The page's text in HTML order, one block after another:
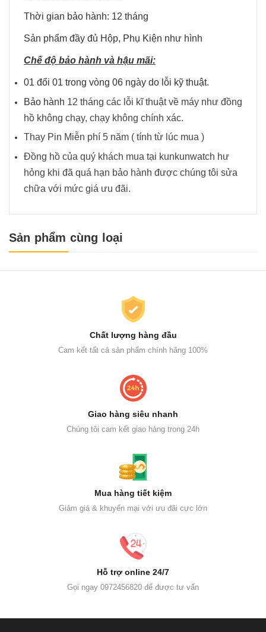
Thời gian bảo hành: 12 tháng
Sản phẩm đầy đủ Hộp, Phụ Kiện như hình
Chế độ bảo hành và hậu mãi:
01 đổi 01 trong vòng 06 ngày do lỗi kỹ thuật.
Bảo hành 12 tháng các lỗi kĩ thuật về máy như đồng
hồ không chạy, chạy không chính xác.
Thay Pin Miễn phí 5 năm ( tính từ lúc mua )
Đồng hồ của quý khách mua tại kunkunwatch hư
hỏng khi đã quá hạn bảo hành được chúng tôi sửa
chữa với mức giá ưu đãi.
Sản phẩm cùng loại
Chất lượng hàng đầu
Cam kết tất cả sản phẩm chính hãng 100%
Giao hàng siêu nhanh
Chúng tôi cam kết giao hàng trong 24h
Mua hàng tiết kiệm
Giảm giá & khuyến mại với ưu đãi cực lớn
Hỗ trợ online 24/7
Gọi ngay 0972456820 để được tư vấn